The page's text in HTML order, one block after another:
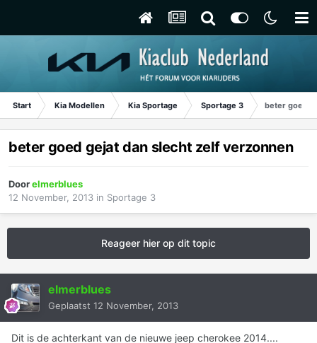
Start Kia Modellen Kia Sportage Sportage 3 beter goed
beter goed gejat dan slecht zelf verzonnen
Doorelmerblues
12 November, 2013 in Sportage 3
Reageer hier op dit topic
elmerblues
Geplaatst 12 November, 2013
Dit is de achterkant van de nieuwe jeep cherokee 2014....